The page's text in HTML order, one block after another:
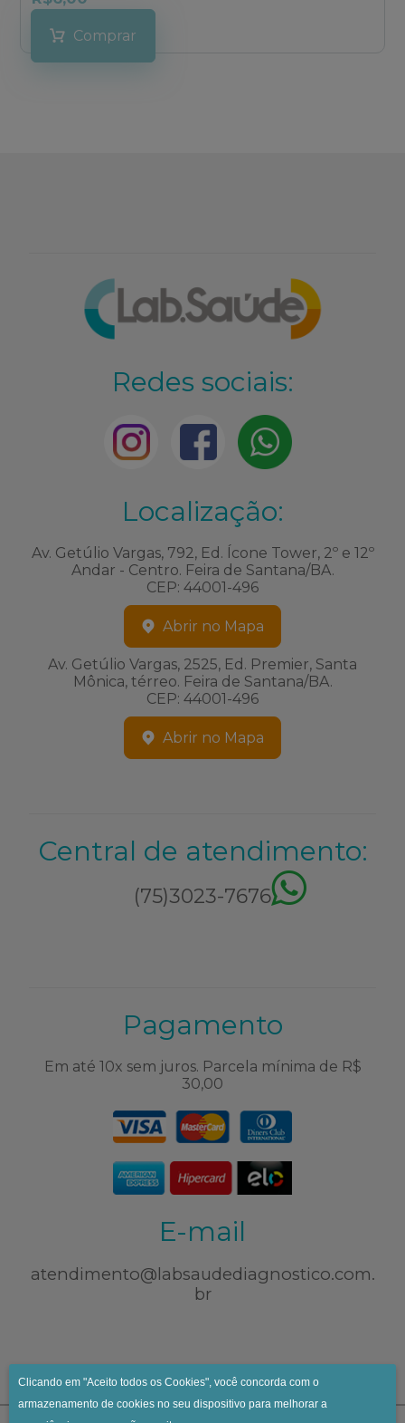
Comprar
Redes sociais:
Localização:
Av. Getúlio Vargas, 792, Ed. Ícone Tower, 2º e 12º
Andar - Centro. Feira de Santana/BA.
CEP: 44001-496
Abrir no Mapa
Av. Getúlio Vargas, 2525, Ed. Premier, Santa
Mônica, térreo. Feira de Santana/BA.
CEP: 44001-496
Abrir no Mapa
Central de atendimento:
(75)3023-7676
Pagamento
Em até 10x sem juros. Parcela mínima de R$
30,00
E-mail
atendimento@labsaudediagnostico.com.
br
Clicando em "Aceito todos os Cookies", você concorda com o
armazenamento de cookies no seu dispositivo para melhorar a